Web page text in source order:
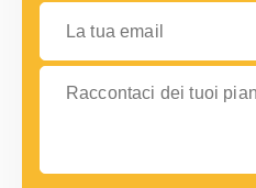
La tua email
Raccontaci dei tuoi piani